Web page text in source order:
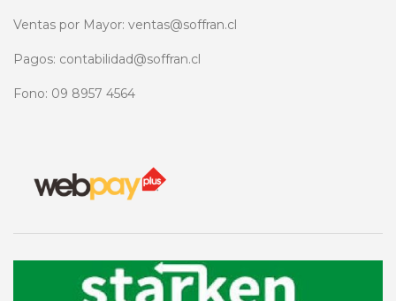
Ventas por Mayor: ventas@soffran.cl
Pagos: contabilidad@soffran.cl
Fono: 09 8957 4564